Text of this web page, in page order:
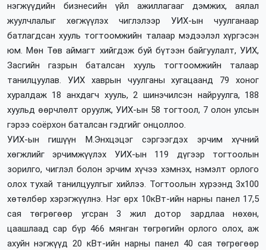
нэгжүүдийн бизнесийн үйл ажиллагааг дэмжих, аялал
жуулчлалыг хөгжүүлэх чиглэлээр УИХ-ын чуулганаар
батлагдсан хууль тогтоомжийн талаар мэдээлэл хүргэсэн
юм. Мөн Төв аймагт хийгдэж буй бүтээн байгуулалт, УИХ,
Засгийн газрын баталсан хууль тогтоомжийн талаар
танилцуулав. УИХ хаврын чуулганы хугацаанд 79 хоног
хуралдаж 18 анхдагч хууль, 2 шинэчилсэн найруулга, 188
хуульд өөрчлөлт оруулж, УИХ-ын 58 тогтоол, 7 олон улсын
гэрээ соёрхон баталсан гэдгийг онцоллоо.
УИХ-ын гишүүн М.Энхцэцэг сэргээгдэх эрчим хүчний
хөгжлийг эрчимжүүлэх УИХ-ын 119 дүгээр тогтоолын
зорилго, чиглэл болон эрчим хүчээ хэмнэх, нэмэлт орлого
олох тухай танилцуулгыг хийлээ. Тогтоолын хүрээнд 3х100
хөтөлбөр хэрэгжүүлнэ. Нэг өрх 10кВт-ийн нарны панел 17,5
сая төгрөгөөр угсран 3 жил дотор зардлаа нөхөн,
цаашлаад сар бүр 466 мянган төгрөгийн орлого олох, аж
ахуйн нэгжүүд 20 кВт-ийн нарны панел 40 сая төгрөгөөр